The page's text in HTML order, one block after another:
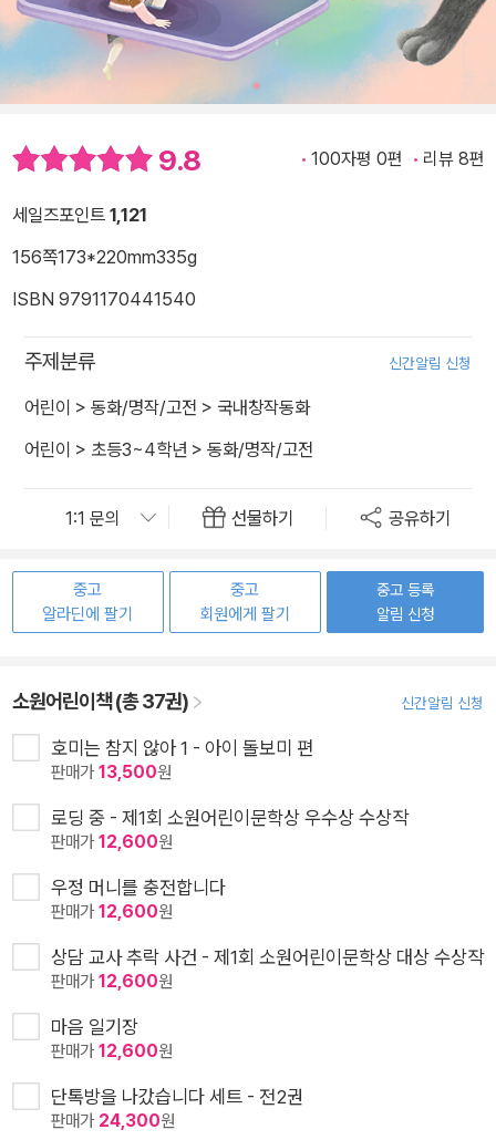
9.8 100자평 0편 리뷰 8편
세일즈포인트 1,121
156쪽173*220mm335g
ISBN 9791170441540
주제분류 신간알림 신청
어린이 > 동화/명작/고전 > 국내창작동화
어린이 > 초등3~4학년 > 동화/명작/고전
선물하기 공유하기
중고
알라딘에 팔기
중고
회원에게 팔기
중고 등록
알림 신청
소원어린이책 (총 37권) 신간알림 신청
호미는 참지 않아 1 - 아이 돌보미 편
판매가13,500원
로딩 중 - 제1회 소원어린이문학상 우수상 수상작
판매가12,600원
우정 머니를 충전합니다
판매가12,600원
상담 교사 추락 사건 - 제1회 소원어린이문학상 대상 수상작
판매가12,600원
마음 일기장
판매가12,600원
단톡방을 나갔습니다 세트 - 전2권
판매가 24,300원